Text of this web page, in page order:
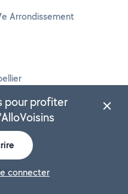
Arrondissement
pour profiter
connecter